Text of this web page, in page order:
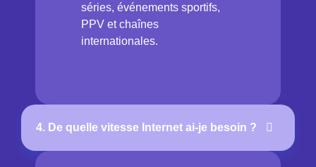
séries, événements sportifs,
PPV et chaînes
internationales.
4. De quelle vitesse Internet ai-je besoin ?